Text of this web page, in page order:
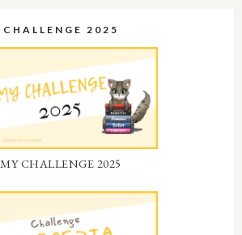
CHALLENGE 2025
MY CHALLENGE 2025